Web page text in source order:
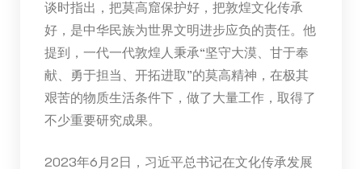
谈时指出，把莫高窟保护好，把敦煌文化传承
好，是中华民族为世界文明进步应负的责任。他
提到，一代一代敦煌人秉承“坚守大漠、甘于奉
献、勇于担当、开拓进取”的莫高精神，在极其
艰苦的物质生活条件下，做了大量工作，取得了
不少重要研究成果。
2023年6月2日，习近平总书记在文化传承发展